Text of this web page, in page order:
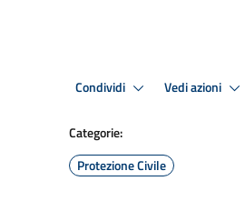
Condividi Vedi azioni
Categorie:
Protezione Civile